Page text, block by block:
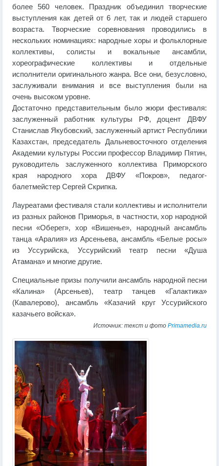
более 560 человек. Праздник объединил творческие
выступления как детей от 6 лет, так и людей старшего
возраста. Творческие соревнования проводились в
нескольких номинациях: народные хоры и фольклорные
коллективы, солисты и вокальные ансамбли,
хореографические коллективы и отдельные
исполнители оригинального жанра. Все они, безусловно,
заслуживали внимания и все выступления были на
очень высоком уровне.
Достаточно представительным было жюри фестиваля:
заслуженный работник культуры РФ, доцент ДВФУ
Станислав Якубовский, заслуженный артист Республики
Казахстан, председатель Дальневосточного отделения
Академии культуры России профессор Владимир Пятин,
руководитель заслуженного коллектива Приморского
края народного хора ДВФУ «Покров», педагог-
балетмейстер Сергей Скрипка.
Лауреатами фестиваля стали коллективы и исполнители
из разных районов Приморья, в частности, хор народной
песни «Оберег», хор «Вишенье», народный ансамбль
танца «Аралия» из Арсеньева, ансамбль «Белые росы»
из Уссурийска, Уссурийский театр песни «Душа
Атамана» и многие другие.
Специальные призы получили ансамбль народной песни
«Калина» (Арсеньев), театр танцев «Галактика»
(Кавалерово), ансамбль «Казачий круг Уссурийского
казачьего войска».
Источник: текст и фото Primamedia.ru